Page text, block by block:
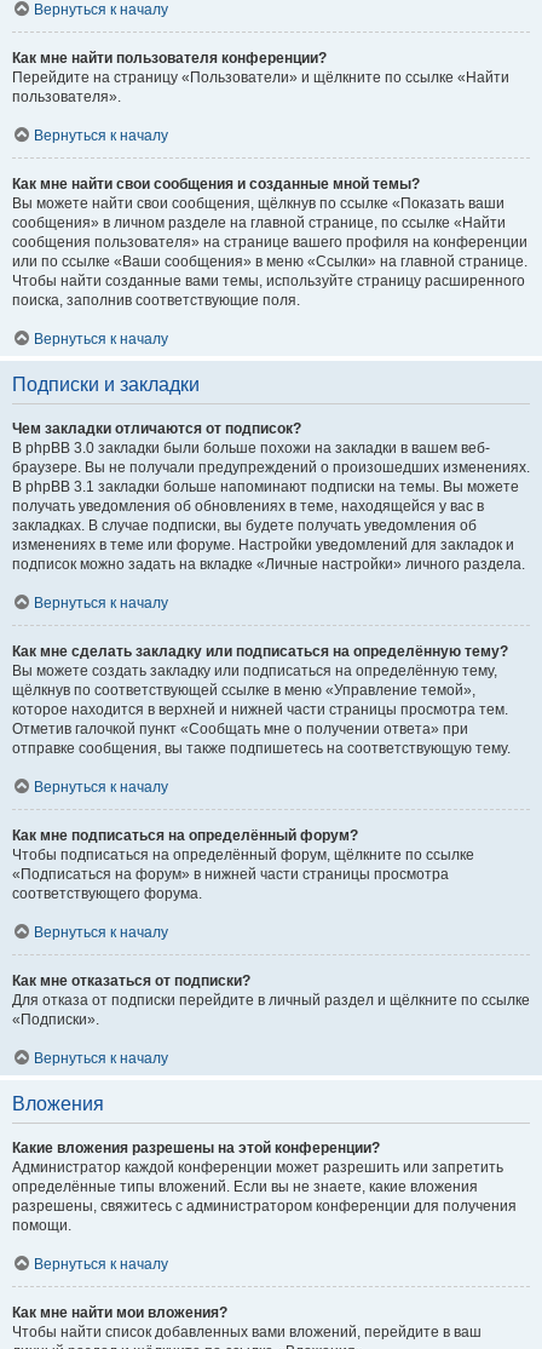
Вернуться к началу
Как мне найти пользователя конференции?
Перейдите на страницу «Пользователи» и щёлкните по ссылке «Найти
пользователя».
Вернуться к началу
Как мне найти свои сообщения и созданные мной темы?
Вы можете найти свои сообщения, щёлкнув по ссылке «Показать ваши
сообщения» в личном разделе на главной странице, по ссылке «Найти
сообщения пользователя» на странице вашего профиля на конференции
или по ссылке «Ваши сообщения» в меню «Ссылки» на главной странице.
Чтобы найти созданные вами темы, используйте страницу расширенного
поиска, заполнив соответствующие поля.
Вернуться к началу
Подписки и закладки
Чем закладки отличаются от подписок?
В phpBB 3.0 закладки были больше похожи на закладки в вашем веб-
браузере. Вы не получали предупреждений о произошедших изменениях.
В phpBB 3.1 закладки больше напоминают подписки на темы. Вы можете
получать уведомления об обновлениях в теме, находящейся у вас в
закладках. В случае подписки, вы будете получать уведомления об
изменениях в теме или форуме. Настройки уведомлений для закладок и
подписок можно задать на вкладке «Личные настройки» личного раздела.
Вернуться к началу
Как мне сделать закладку или подписаться на определённую тему?
Вы можете создать закладку или подписаться на определённую тему,
щёлкнув по соответствующей ссылке в меню «Управление темой»,
которое находится в верхней и нижней части страницы просмотра тем.
Отметив галочкой пункт «Сообщать мне о получении ответа» при
отправке сообщения, вы также подпишетесь на соответствующую тему.
Вернуться к началу
Как мне подписаться на определённый форум?
Чтобы подписаться на определённый форум, щёлкните по ссылке
«Подписаться на форум» в нижней части страницы просмотра
соответствующего форума.
Вернуться к началу
Как мне отказаться от подписки?
Для отказа от подписки перейдите в личный раздел и щёлкните по ссылке
«Подписки».
Вернуться к началу
Вложения
Какие вложения разрешены на этой конференции?
Администратор каждой конференции может разрешить или запретить
определённые типы вложений. Если вы не знаете, какие вложения
разрешены, свяжитесь с администратором конференции для получения
помощи.
Вернуться к началу
Как мне найти мои вложения?
Чтобы найти список добавленных вами вложений, перейдите в ваш